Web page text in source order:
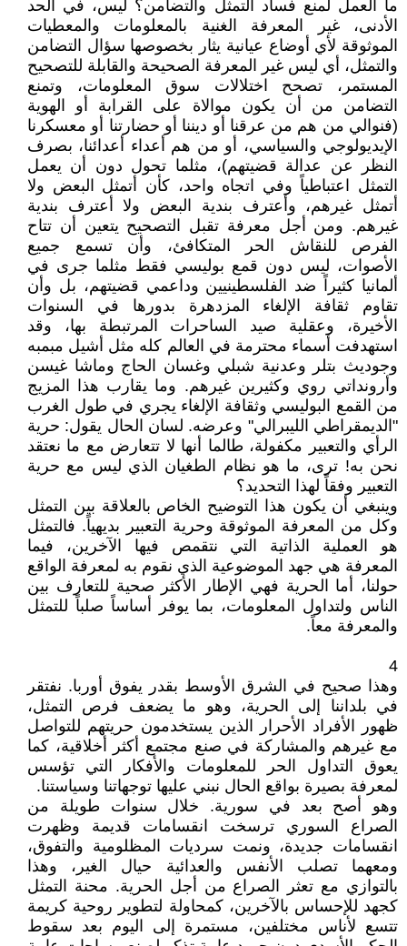
ما العمل لمنع فساد التمثل والتضامن؟ ليس، في الحد
الأدنى، غير المعرفة الغنية بالمعلومات والمعطيات
الموثوقة لأي أوضاع عيانية يثار بخصوصها سؤال التضامن
والتمثل، أي ليس غير المعرفة الصحيحة والقابلة للتصحيح
المستمر، تصحح اختلالات سوق المعلومات، وتمنع
التضامن من أن يكون موالاة على القرابة أو الهوية
(فنوالي من هم من عرقنا أو ديننا أو حضارتنا أو معسكرنا
الإيديولوجي والسياسي، أو من هم أعداء أعدائنا، بصرف
النظر عن عدالة قضيتهم)، مثلما تحول دون أن يعمل
التمثل اعتباطياً وفي اتجاه واحد، كأن أتمثل البعض ولا
أتمثل غيرهم، وأعترف بندية البعض ولا أعترف بندية
غيرهم. ومن أجل معرفة تقبل التصحيح يتعين أن تتاح
الفرص للنقاش الحر المتكافئ، وأن تسمع جميع
الأصوات، ليس دون قمع بوليسي فقط مثلما جرى في
ألمانيا كثيراً ضد الفلسطينيين وداعمي قضيتهم، بل وأن
تقاوم ثقافة الإلغاء المزدهرة بدورها في السنوات
الأخيرة، وعقلية صيد الساحرات المرتبطة بها، وقد
استهدفت أسماء محترمة في العالم كله مثل أشيل مبمبه
وجوديث بتلر وعدنية شبلي وغسان الحاج وماشا غيسن
وأرونداتي روي وكثيرين غيرهم. وما يقارب هذا المزيج
من القمع البوليسي وثقافة الإلغاء يجري في طول الغرب
"الديمقراطي الليبرالي" وعرضه. لسان الحال يقول: حرية
الرأي والتعبير مكفولة، طالما أنها لا تتعارض مع ما نعتقد
نحن به! ترى، ما هو نظام الطغيان الذي ليس مع حرية
التعبير وفقاً لهذا التحديد؟
وينبغي أن يكون هذا التوضيح الخاص بالعلاقة بين التمثل
وكل من المعرفة الموثوقة وحرية التعبير بديهياً. فالتمثل
هو العملية الذاتية التي نتقمص فيها الآخرين، فيما
المعرفة هي جهد الموضوعية الذي نقوم به لمعرفة الواقع
حولنا، أما الحرية فهي الإطار الأكثر صحية للتعارف بين
الناس ولتداول المعلومات، بما يوفر أساساً صلباً للتمثل
والمعرفة معاً.
4
وهذا صحيح في الشرق الأوسط بقدر يفوق أوربا. نفتقر
في بلداننا إلى الحرية، وهو ما يضعف فرص التمثل،
ظهور الأفراد الأحرار الذين يستخدمون حريتهم للتواصل
مع غيرهم والمشاركة في صنع مجتمع أكثر أخلاقية، كما
يعوق التداول الحر للمعلومات والأفكار التي تؤسس
لمعرفة بصيرة بواقع الحال نبني عليها توجهاتنا وسياستنا.
وهو أصح بعد في سورية. خلال سنوات طويلة من
الصراع السوري ترسخت انقسامات قديمة وظهرت
انقسامات جديدة، ونمت سرديات المظلومية والتفوق،
ومعهما تصلب الأنفس والعدائية حيال الغير، وهذا
بالتوازي مع تعثر الصراع من أجل الحرية. محنة التمثل
كجهد للإحساس بالآخرين، كمحاولة لتطوير روحية كريمة
تتسع لأناس مختلفين، مستمرة إلى اليوم بعد سقوط